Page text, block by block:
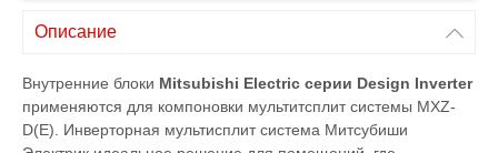
Описание
Внутренние блоки Mitsubishi Electric серии Design Inverter
применяются для компоновки мультитсплит системы MXZ-
D(E). Инверторная мультисплит система Митсубиши